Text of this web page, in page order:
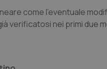
come l’eventuale
verificatosi nei primi due